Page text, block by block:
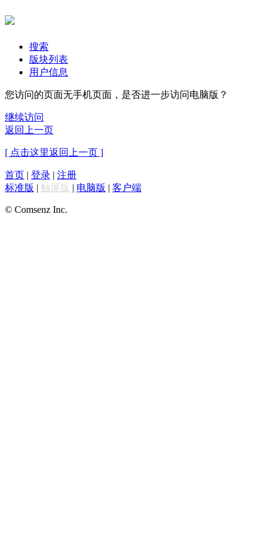
搜索
版块列表
用户信息
您访问的页面无手机页面，是否进一步访问电脑版？
继续访问
返回上一页
[ 点击这里返回上一页 ]
首页 | 登录 | 注册
标准版 | 触屏版 | 电脑版 | 客户端
© Comsenz Inc.